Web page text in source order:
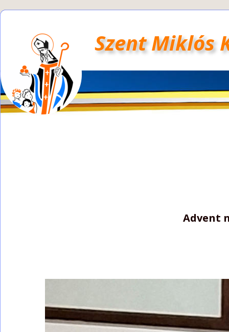
Szent Miklós
Advent